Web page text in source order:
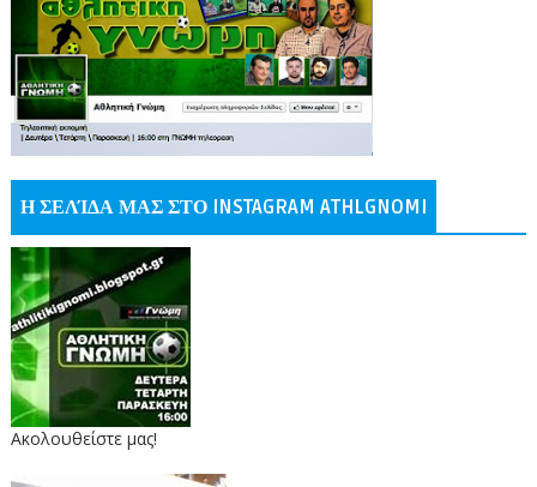
Η ΣΕΛΊΔΑ ΜΑΣ ΣΤΟ INSTAGRAM ATHLGNOMI
Ακολουθείστε μας!